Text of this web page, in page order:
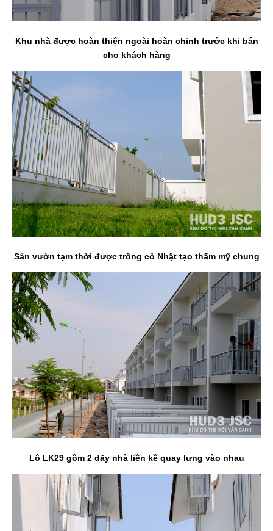
Khu nhà được hoàn thiện ngoài hoàn chỉnh trước khi bán
cho khách hàng
Sân vườn tạm thời được trồng cỏ Nhật tạo thẩm mỹ chung
Lô LK29 gồm 2 dãy nhà liền kề quay lưng vào nhau